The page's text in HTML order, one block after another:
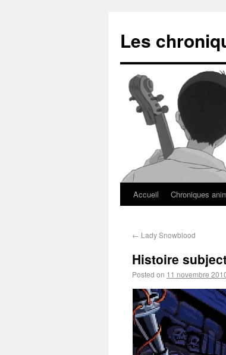
Les
Accueil Chroniques
← Lady Snowblood
Histoire
Posted on 11 novembre